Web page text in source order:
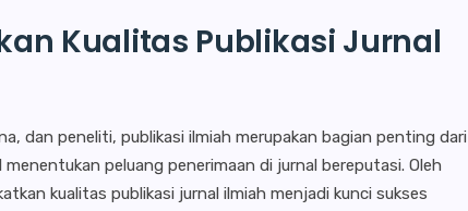
Kualitas Publikasi Jurnal
dan peneliti, publikasi ilmiah merupakan bagian penting dari
peluang penerimaan di jurnal bereputasi. Oleh
kualitas publikasi jurnal ilmiah menjadi kunci sukses